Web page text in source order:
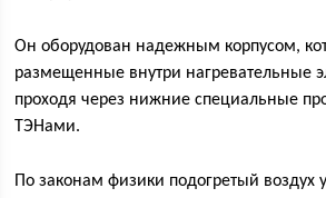
Он оборудован надежным корпусом,
размещенные внутри нагревательные
проходя через нижние специальные
ТЭНами.
По законам физики подогретый воздух